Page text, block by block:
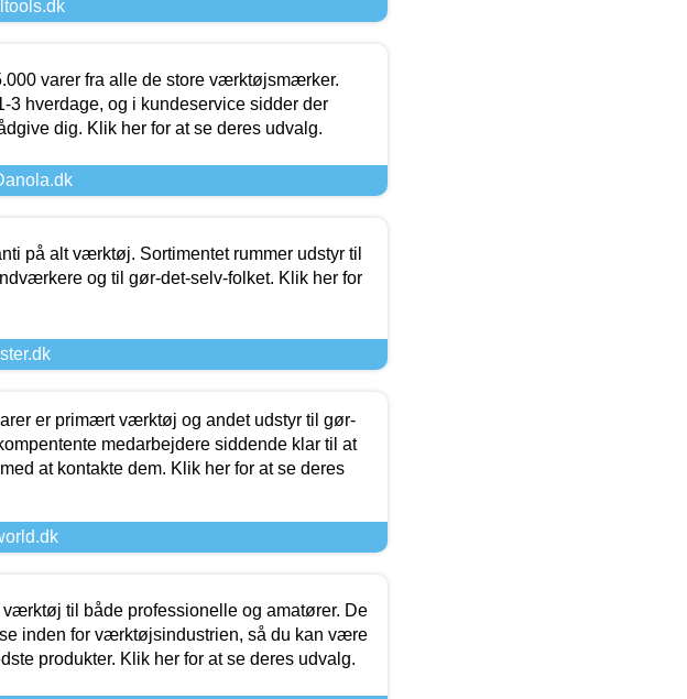
varer fra alle de store værktøjsmærker.
3 hverdage, og i kundeservice sidder der
dig. Klik her for at se deres udvalg.
på alt værktøj. Sortimentet rummer udstyr til
og til gør-det-selv-folket. Klik her for
er primært værktøj og andet udstyr til gør-
medarbejdere siddende klar til at
at kontakte dem. Klik her for at se deres
til både professionelle og amatører. De
inden for værktøjsindustrien, så du kan være
produkter. Klik her for at se deres udvalg.